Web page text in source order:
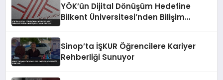
YÖK’ün Dijital Dönüşüm Hedefine
Bilkent Üniversitesi’nden Bilişim
Sinop’ta İŞKUR Öğrencilere Kariyer
Rehberliği Sunuyor